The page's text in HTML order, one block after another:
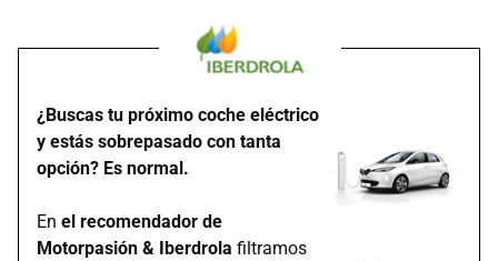
¿Buscas tu próximo coche eléctrico
y estás sobrepasado con tanta
opción? Es normal.
En el recomendador de
Motorpasión & Iberdrola filtramos